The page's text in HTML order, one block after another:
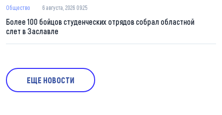
Общество 6 августа, 2026 09:25
Более 100 бойцов студенческих отрядов собрал областной
слет в Заславле
ЕЩЕ НОВОСТИ